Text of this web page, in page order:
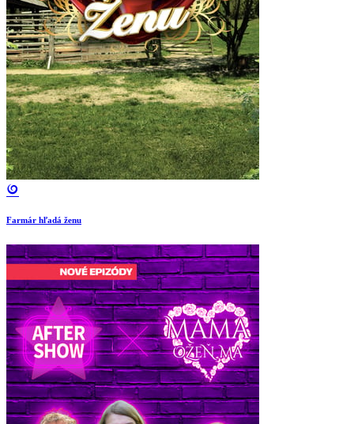
Farmár hľadá ženu